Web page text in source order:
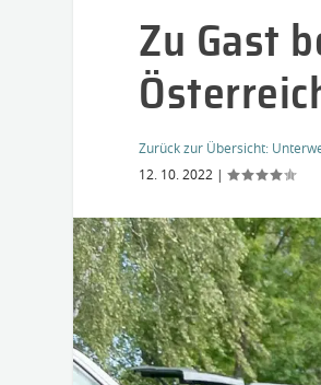
Zu Gast
Zurück zur Übersicht:
12. 10. 2022 |